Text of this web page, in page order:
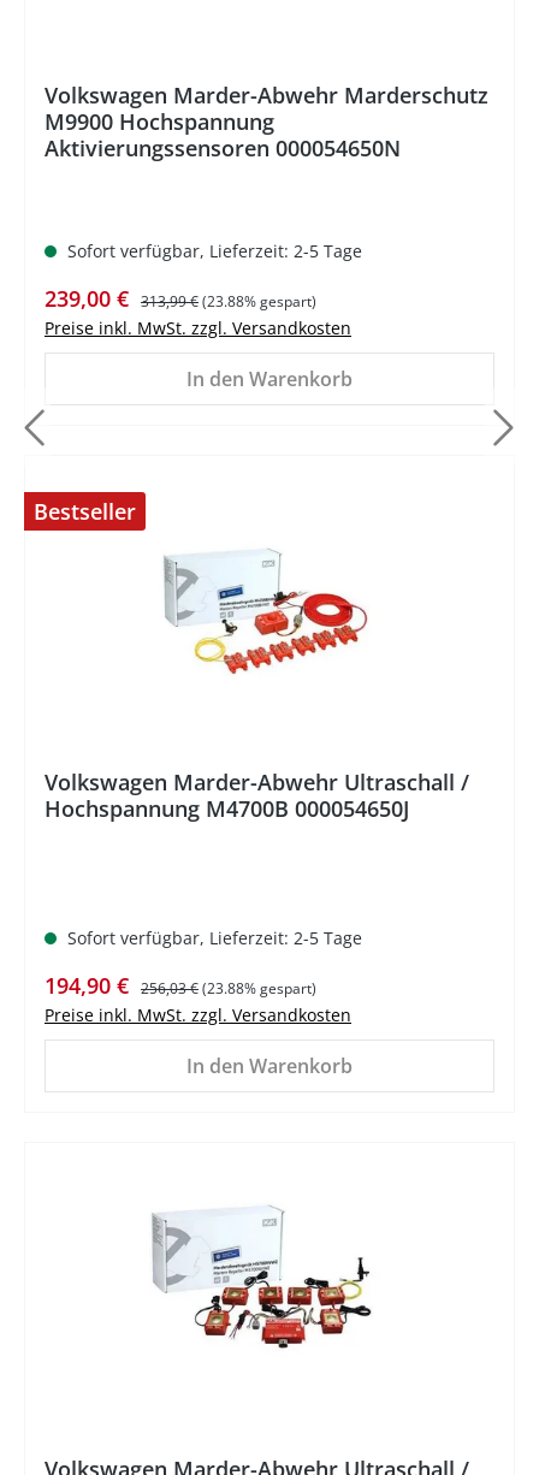
Volkswagen Marder-Abwehr Marderschutz
M9900 Hochspannung
Aktivierungssensoren 000054650N
Sofort verfügbar, Lieferzeit: 2-5 Tage
Verkaufspreis:
239,00 € Regulärer Preis:
313,99 €(23.88% gespart)
Preise inkl. MwSt. zzgl. Versandkosten
In den Warenkorb
Bestseller
Volkswagen Marder-Abwehr Ultraschall /
Hochspannung M4700B 000054650J
Sofort verfügbar, Lieferzeit: 2-5 Tage
Verkaufspreis:
194,90 € Regulärer Preis:
256,03 €(23.88% gespart)
Preise inkl. MwSt. zzgl. Versandkosten
In den Warenkorb